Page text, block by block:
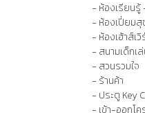
- ห้องเรียน
- ห้องเปี่ยมสุ
- ห้องเฮ้าส์เวิ
- สนามเด็กเ
- สวนรวมใจ
- ร้านค้า
- ประตู Key
- เข้า-ออกโ